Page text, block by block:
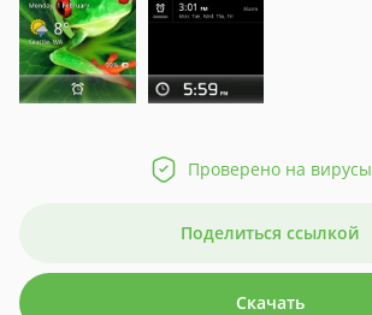
Проверено на вирусы
Поделиться ссылкой
Скачать